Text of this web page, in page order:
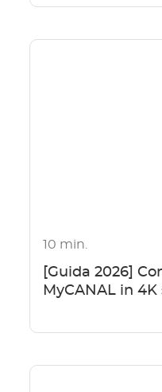
10 min.
[Guida 2026]
MyCANAL in